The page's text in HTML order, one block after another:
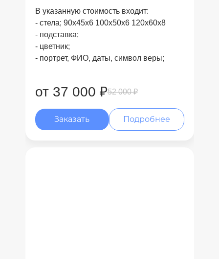
В указанную стоимость входит:
- стела; 90x45x6 100x50x6 120x60x8
- подставка;
- цветник;
- портрет, ФИО, даты, символ веры;
от 37 000 ₽52 000 ₽
Заказать Подробнее